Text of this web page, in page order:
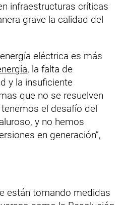
infraestructuras críticas
grave la calidad del
eléctrica es más
, la falta de
y la insuficiente
que no se resuelven
el desafío del
y no hemos
en generación”,
están tomando medidas